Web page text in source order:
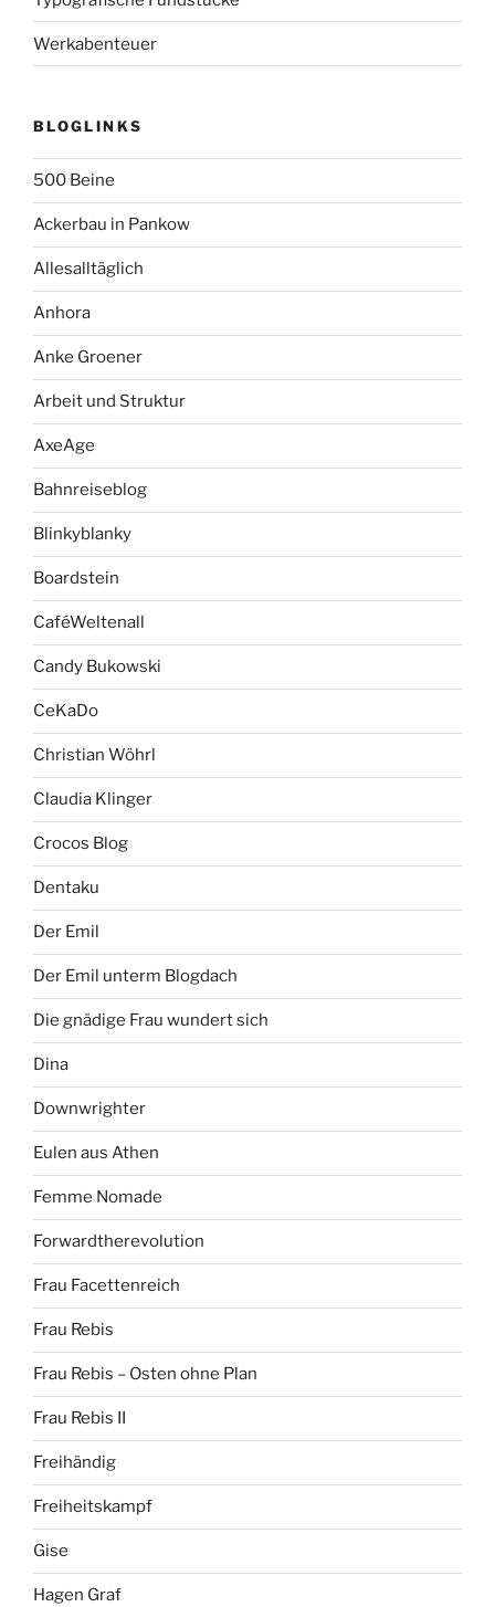
Werkabenteuer
BLOGLINKS
500 Beine
Ackerbau in Pankow
Allesalltäglich
Anhora
Anke Groener
Arbeit und Struktur
AxeAge
Bahnreiseblog
Blinkyblanky
Boardstein
CaféWeltenall
Candy Bukowski
CeKaDo
Christian Wöhrl
Claudia Klinger
Crocos Blog
Dentaku
Der Emil
Der Emil unterm Blogdach
Die gnädige Frau wundert sich
Dina
Downwrighter
Eulen aus Athen
Femme Nomade
Forwardtherevolution
Frau Facettenreich
Frau Rebis
Frau Rebis – Osten ohne Plan
Frau Rebis II
Freihändig
Freiheitskampf
Gise
Hagen Graf